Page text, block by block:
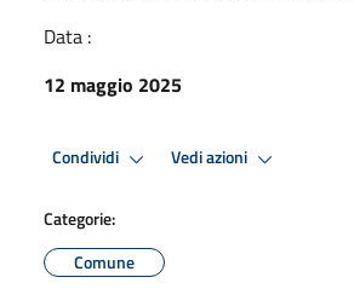
Data :
12 maggio 2025
Condividi Vedi azioni
Categorie:
Comune